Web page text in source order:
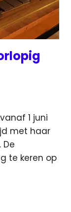
1 juni
met haar
De
te keren op